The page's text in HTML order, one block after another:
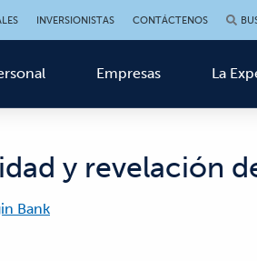
INVERSIONISTAS CONTÁCTENOS
Empresas La
y revelación
Bank